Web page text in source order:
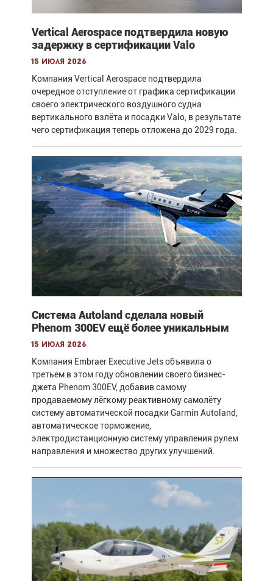
Vertical Aerospace подтвердила новую
задержку в сертификации Valo
15 июля 2026
Компания Vertical Aerospace подтвердила
очередное отступление от графика сертификации
своего электрического воздушного судна
вертикального взлёта и посадки Valo, в результате
чего сертификация теперь отложена до 2029 года.
Система Autoland сделала новый
Phenom 300EV ещё более уникальным
15 июля 2026
Компания Embraer Executive Jets объявила о
третьем в этом году обновлении своего бизнес-
джета Phenom 300EV, добавив самому
продаваемому лёгкому реактивному самолёту
систему автоматической посадки Garmin Autoland,
автоматическое торможение,
электродистанционную систему управления рулем
направления и множество других улучшений.